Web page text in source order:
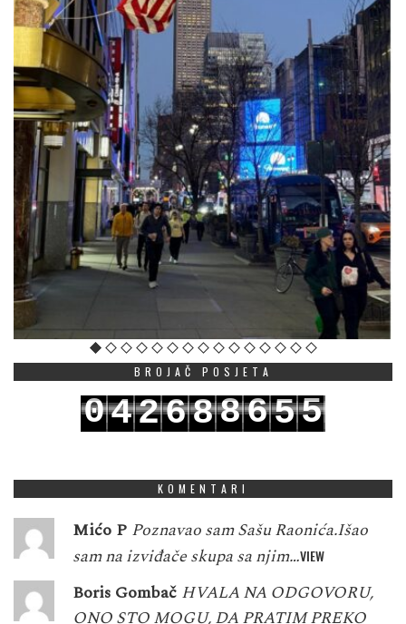
BROJAČ POSJETA
042688655
KOMENTARI
Mićo P Poznavao sam Sašu Raonića.Išao
sam na izviđače skupa sa njim…VIEW
Boris Gombač HVALA NA ODGOVORU,
ONO STO MOGU, DA PRATIM PREKO